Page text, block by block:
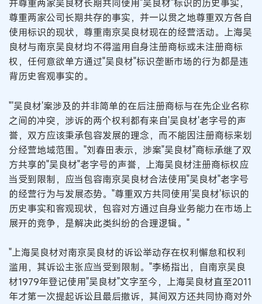
并尊重两家吴良材长期共同使用"吴良材"标识的历史事实，
尊重两家公司长期共存的事实，并一以贯之地尊重双方各自
使用标识的现状，尊重南京吴良材现在的经营活动。上海吴
良材与南京吴良材均不得滥用自身注册商标或未注册商标
权，任何意欲单方通过"吴良材"标识垄断市场的行为都是违
背历史客观事实的。
"'吴良材'案涉及的并非简单的在后注册商标与在先企业名称
之间的冲突，涉诉的两个权利都有来自'吴良材'老字号的声
誉，双方应该秉承包容发展的理念，而不能因注册商标来划
分经营地域范围。"刘春田表示，涉案"吴良材"商标承继了双
方共享的"吴良材"老字号的声誉，上海吴良材注册商标权应
当受到限制，应当包容南京吴良材合法使用"吴良材"老字号
的经营行为与发展态势。"尊重双方共同使用'吴良材'标识的
历史事实和客观现状，包容对方通过自身业务能力在市场上
展开的竞争，是解决此类纠纷的合理逻辑。"
"上海吴良材对南京吴良材的诉讼举动存在权利懈怠和权利
滥用，其诉讼主张应当受到限制。"李杨指出，自南京吴良
材1979年登记使用"吴良材"文字至今，上海吴良材直至2011
年才第一次提起诉讼且最后撤诉，其间双方还共同协商对外